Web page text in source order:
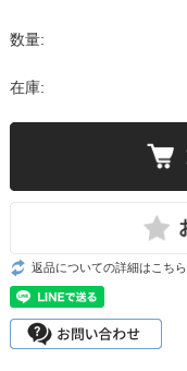
数量:
在庫:
返品についての詳細はこちら